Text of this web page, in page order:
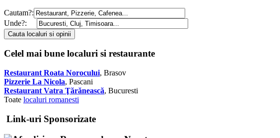
Cautam?:
Unde?:
Celel mai bune localuri si restaurante
Restaurant Roata Norocului, Brasov
Pizzerie La Nicola, Pascani
Restaurant Vatra Ţărănească, Bucuresti
Toate localuri romanesti
Link-uri Sponsorizate